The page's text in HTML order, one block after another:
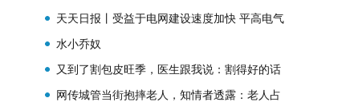
领跌，主力资金净流出6.34亿元
天天日报丨受益于电网建设速度加快 平高电气
上半年净利同比预增185%左右
水小乔奴
又到了割包皮旺季，医生跟我说：割得好的话
帮我宣传一下|每日信息
网传城管当街抱摔老人，知情者透露：老人占